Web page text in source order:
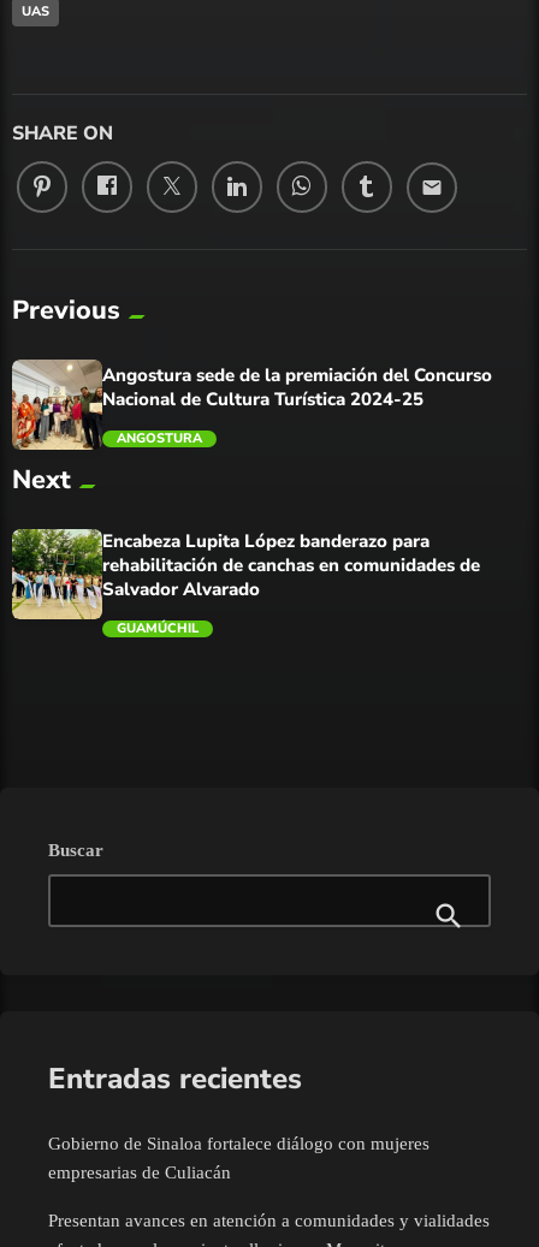
UAS
SHARE ON
email
Previous
trending_flat
Angostura sede de la premiación del Concurso
Nacional de Cultura Turística 2024-25
ANGOSTURA
Next
Encabeza Lupita López banderazo para
rehabilitación de canchas en comunidades de
Salvador Alvarado
GUAMÚCHIL
Buscar
Entradas recientes
Gobierno de Sinaloa fortalece diálogo con mujeres
empresarias de Culiacán
Presentan avances en atención a comunidades y vialidades